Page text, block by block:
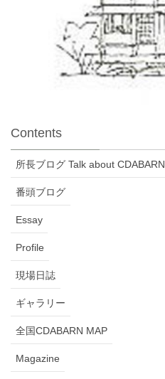
Contents
所長ブログ Talk about CDABARN
番頭ブログ
Essay
Profile
現場日誌
ギャラリー
全国CDABARN MAP
Magazine